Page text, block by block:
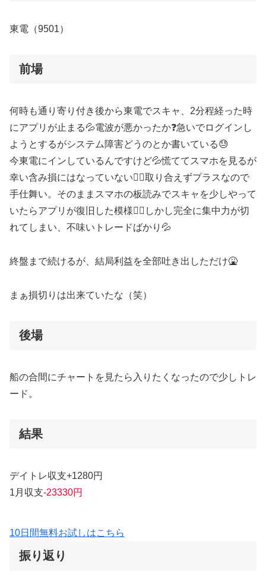
東電（9501）
前場
何時も通り寄り付き後から東電でスキャ、2分程経った時
にアプリが止まる💦電波が悪かったか❓急いでログインし
ようとするがシステム障害どうのとか書いている😓
今東電にインしているんですけど💦慌ててスマホを見るが
幸い含み損にはなっていない😮‍💨取り合えずプラスなので
手仕舞い。そのままスマホの板読みでスキャを少しやって
いたらアプリが復旧した模様😮‍💨しかし完全に集中力が切
れてしまい、不味いトレードばかり💦
終盤まで続けるが、結局利益を全部吐き出しただけ🤮
まぁ損切りは出来ていたな（笑）
後場
船の合間にチャートを見たら入りたくなったので少しトレ
ード。
結果
デイトレ収支+1280円
1月収支-23330円
10日間無料お試しはこちら
振り返り